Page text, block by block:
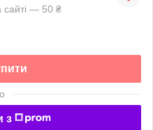
сайті — 50 ₴
з